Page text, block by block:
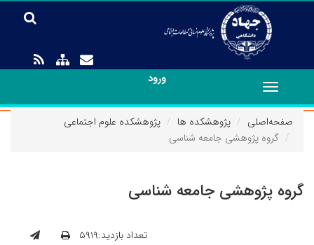
ورود
Toggle
navigation
صفحه‌اصلی
پژوهشکده ها
پژوهشکده علوم اجتماعی
گروه پژوهشی جامعه شناسی
گروه پژوهشی جامعه شناسی
تعداد بازدید:۵۹۱۹